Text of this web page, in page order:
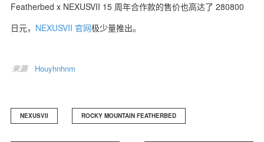
Featherbed x NEXUSVII 15 周年合作款的售价也高达了 280800
日元， NEXUSVII 官网极少量推出。
来源 Houyhnhnm
NEXUSVII ROCKY MOUNTAIN FEATHERBED